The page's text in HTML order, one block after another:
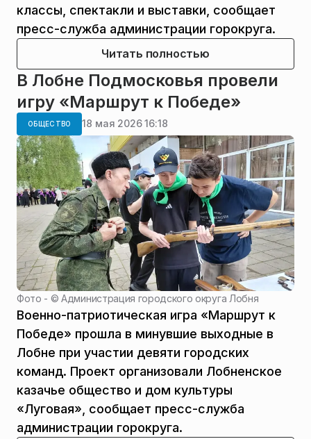
классы, спектакли и выставки, сообщает
пресс-служба администрации горокруга.
Читать полностью
В Лобне Подмосковья провели
игру «Маршрут к Победе»
ОБЩЕСТВО 18 мая 2026 16:18
Фото - ©Администрация городского округа Лобня
Военно-патриотическая игра «Маршрут к
Победе» прошла в минувшие выходные в
Лобне при участии девяти городских
команд. Проект организовали Лобненское
казачье общество и дом культуры
«Луговая», сообщает пресс-служба
администрации горокруга.